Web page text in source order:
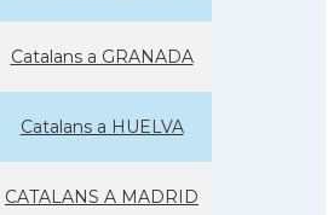
Catalans a GRANADA
Catalans a HUELVA
CATALANS A MADRID